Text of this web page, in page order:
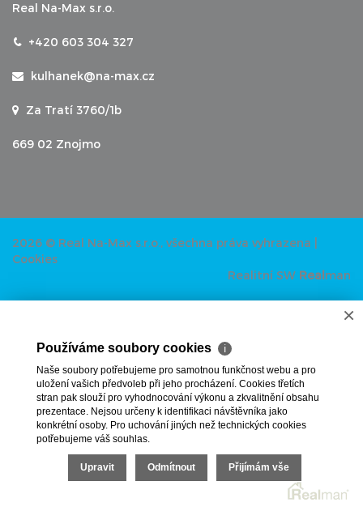
Real Na-Max s.r.o.
+420 603 304 327
kulhanek@na-max.cz
Za Tratí 3760/1b
669 02 Znojmo
2026 © Real Na-Max s.r.o., všechna práva vyhrazena |
Cookies
Realitní SW Realman
×
Používáme soubory cookies ℹ
Naše soubory potřebujeme pro samotnou funkčnost webu a pro
uložení vašich předvoleb při jeho procházení. Cookies třetích
stran pak slouží pro vyhodnocování výkonu a zkvalitnění obsahu
prezentace. Nejsou určeny k identifikaci návštěvníka jako
konkrétní osoby. Pro uchování jiných než technických cookies
potřebujeme váš souhlas.
Upravit Odmítnout Přijímám vše